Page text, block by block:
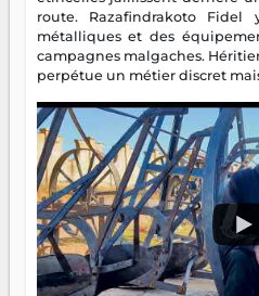
route. Razafindrakoto Fidel
métalliques et des
campagnes malgaches.
perpétue un métier discret